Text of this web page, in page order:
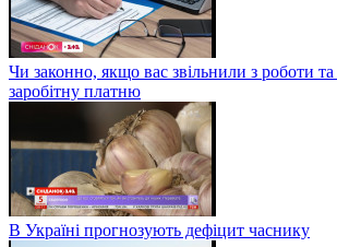
Чи законно, якщо вас звільнили з роботи
заробітну платню
В Україні прогнозують дефіцит часнику